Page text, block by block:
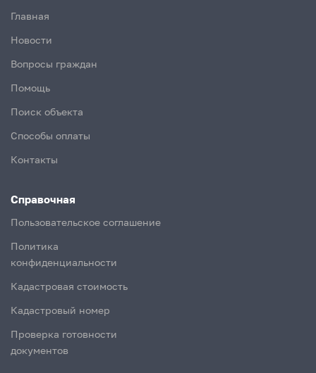
Главная
Новости
Вопросы граждан
Помощь
Поиск объекта
Способы оплаты
Контакты
Справочная
Пользовательское соглашение
Политика
конфиденциальности
Кадастровая стоимость
Кадастровый номер
Проверка готовности
документов